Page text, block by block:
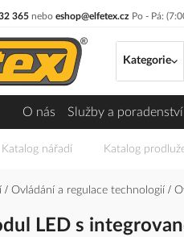
365 nebo eshop@elfetex.cz Po - Pá:
Kategorie
O nás Služby a poradenství
Katalog nářadí Katalog
Ovládání a regulace technologií
LED s